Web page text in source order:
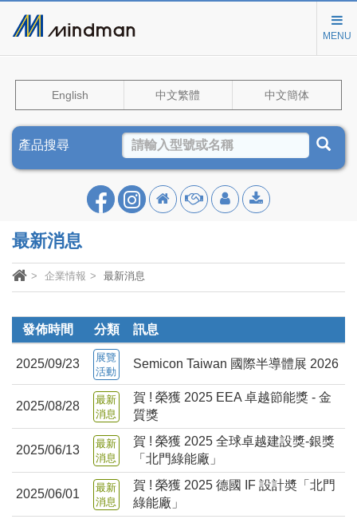
MENU
English 中文繁體 中文簡体
產品搜尋
最新消息
企業情報 最新消息
發佈時間 分類 訊息
2025/09/23
展覽
活動
Semicon Taiwan 國際半導體展 2026
2025/08/28
最新
消息
賀 ! 榮獲 2025 EEA 卓越節能獎 - 金
質獎
2025/06/13
最新
消息
賀 ! 榮獲 2025 全球卓越建設獎-銀獎
「北門綠能廠」
2025/06/01
最新
消息
賀 ! 榮獲 2025 德國 IF 設計奬「北門
綠能廠」